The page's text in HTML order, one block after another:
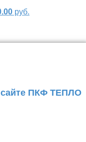
руб.
ПКФ ТЕПЛО